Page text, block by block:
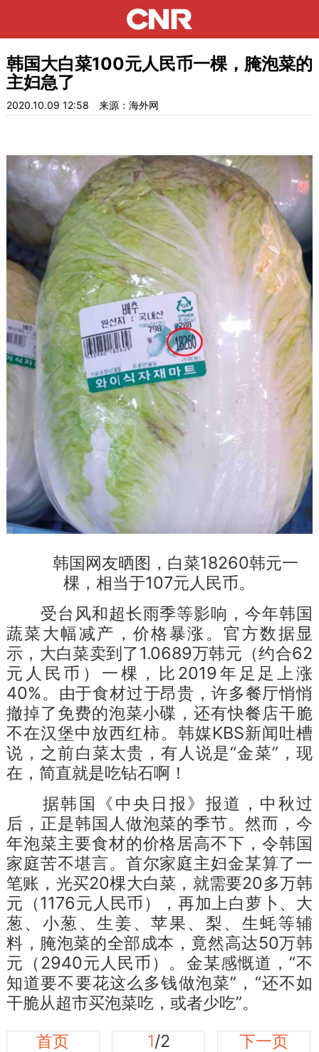
韩国大白菜100元人民币一棵，腌泡菜的
主妇急了
2020.10.09 12:58 来源：海外网
韩国网友晒图，白菜18260韩元一
棵，相当于107元人民币。
受台风和超长雨季等影响，今年韩国
蔬菜大幅减产，价格暴涨。官方数据显
示，大白菜卖到了1.0689万韩元（约合62
元人民币）一棵，比2019年足足上涨
40%。由于食材过于昂贵，许多餐厅悄悄
撤掉了免费的泡菜小碟，还有快餐店干脆
不在汉堡中放西红柿。韩媒KBS新闻吐槽
说，之前白菜太贵，有人说是“金菜”，现
在，简直就是吃钻石啊！
据韩国《中央日报》报道，中秋过
后，正是韩国人做泡菜的季节。然而，今
年泡菜主要食材的价格居高不下，令韩国
家庭苦不堪言。首尔家庭主妇金某算了一
笔账，光买20棵大白菜，就需要20多万韩
元（1176元人民币），再加上白萝卜、大
葱、小葱、生姜、苹果、梨、生蚝等辅
料，腌泡菜的全部成本，竟然高达50万韩
元（2940元人民币）。金某感慨道，“不
知道要不要花这么多钱做泡菜”，“还不如
干脆从超市买泡菜吃，或者少吃”。
首页
1/2 下一页